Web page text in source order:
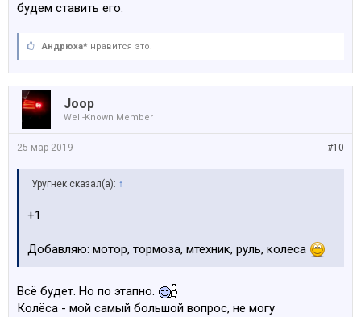
будем ставить его.
Андрюха* нравится это.
Joop
Well-Known Member
#10
25 мар 2019
Уругнек сказал(а): ↑
+1
Добавляю: мотор, тормоза, мтехник, руль, колеса
Всё будет. Но по этапно.
Колёса - мой самый большой вопрос, не могу